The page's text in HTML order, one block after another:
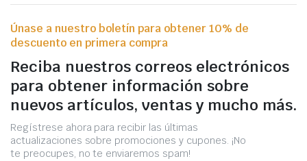
Únase a nuestro boletín para obtener 10% de
descuento en primera compra
Reciba nuestros correos electrónicos
para obtener información sobre
nuevos artículos, ventas y mucho más.
Regístrese ahora para recibir las últimas
actualizaciones sobre promociones y cupones. ¡No
te preocupes, no te enviaremos spam!